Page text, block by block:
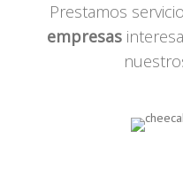
Prestamos
empresas